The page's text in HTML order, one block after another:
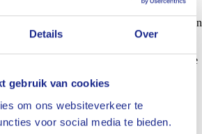
Details Over
gebruik van cookies
om ons websiteverkeer te
voor social media te bieden.
technische en organisatorische maatregelen
persoonsgegevens te beschermen
Uw gegevens worden via beveiligde
het internet en opgeslagen op beveiligde
worden afgeschermd van
om de vertrouwelijkheid van uw
verplichting leggen we ook op aan
ingeschakeld voor het uitvoeren van